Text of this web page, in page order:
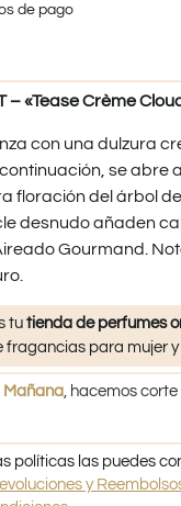
de pago
– «Tease Crème
con una dulzura
se abre
floración del árbol
desnudo añaden
Gourmand.
tutienda de perfumes
fragancias para mujer
Mañana , hacemos
políticas las puedes
y